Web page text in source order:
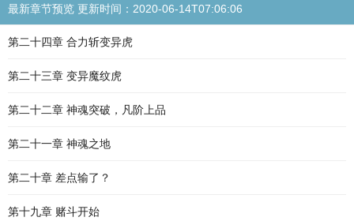
最新章节预览 更新时间：2020-06-14T07:06:06
第二十四章 合力斩变异虎
第二十三章 变异魔纹虎
第二十二章 神魂突破，凡阶上品
第二十一章 神魂之地
第二十章 差点输了？
第十九章 赌斗开始